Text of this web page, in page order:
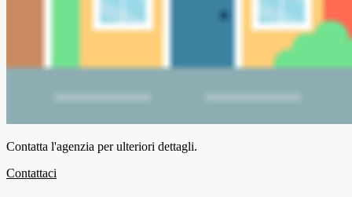
Contatta l'agenzia per ulteriori dettagli.
Contattaci